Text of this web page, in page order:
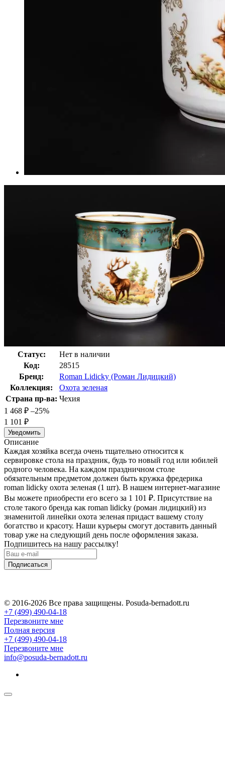
Статус:
Нет в наличии
Код:
28515
Бренд:
Roman Lidicky (Роман Лидицкий)
Коллекция:
Охота зеленая
Страна пр-ва: Чехия
1 468 ₽ –25%
1 101 ₽
Уведомить
Описание
Каждая хозяйка всегда очень тщательно относится к
сервировке стола на праздник, будь то новый год или юбилей
родного человека. На каждом праздничном столе
обязательным предметом должен быть кружка фредерика
roman lidicky охота зеленая (1 шт). В нашем интернет-магазине
Вы можете приобрести его всего за 1 101 ₽. Присутствие на
столе такого бренда как roman lidicky (роман лидицкий) из
знаменитой линейки охота зеленая придаст вашему столу
богатство и красоту. Наши курьеры смогут доставить данный
товар уже на следующий день после оформления заказа.
Подпишитесь на нашу рассылку!
Подписаться
© 2016-2026 Все права защищены. Posuda-bernadott.ru
+7 (499) 490-04-18
Перезвоните мне
Полная версия
+7 (499) 490-04-18
Перезвоните мне
info@posuda-bernadott.ru